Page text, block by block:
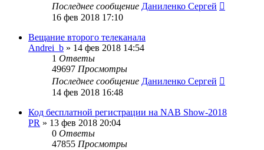
Последнее сообщение Даниленко Сергей
16 фев 2018 17:10
Вещание второго телеканала
Andrei_b » 14 фев 2018 14:54
1 Ответы
49697 Просмотры
Последнее сообщение Даниленко Сергей
14 фев 2018 16:48
Код бесплатной регистрации на NAB Show-2018
PR » 13 фев 2018 20:04
0 Ответы
47855 Просмотры